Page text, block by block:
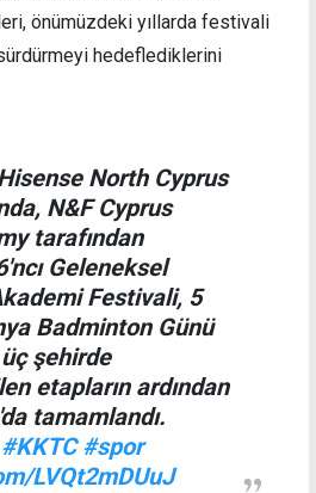
önümüzdeki yıllarda festivali
hedeflediklerini
North Cyprus
N&F Cyprus
tarafından
Geleneksel
Festivali, 5
Badminton Günü
şehirde
etapların ardından
tamamlandı.
#KKTC #spor
LVQt2mDUuJ